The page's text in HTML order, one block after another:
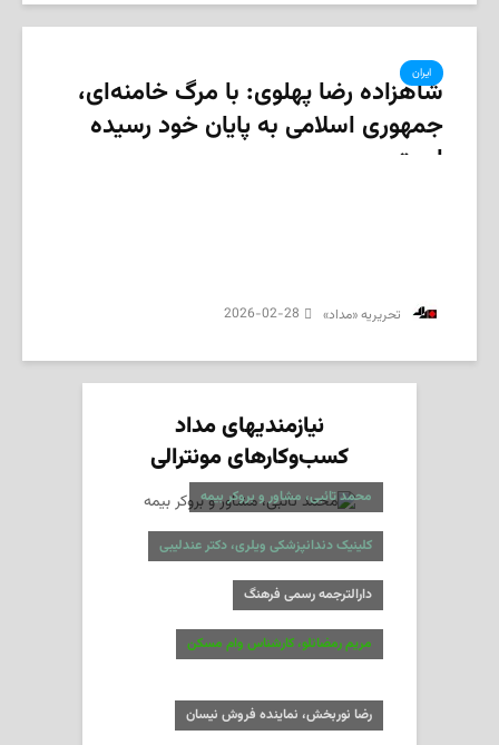
ایران
شاهزاده رضا پهلوی: با مرگ خامنه‌ای،
جمهوری اسلامی به پایان خود رسیده
است
‌ تحریریه «مداد» 2026-02-28
نیازمندیهای مداد
کسب‌وکارهای مونترالی
محمد تائبی، مشاور و بروکر بیمه
کلینیک دندانپزشکی ویلری، دکتر عندلیبی
دارالترجمه رسمی فرهنگ
مریم رمضانلو، کارشناس وام مسکن
رضا نوربخش، نماینده فروش نیسان